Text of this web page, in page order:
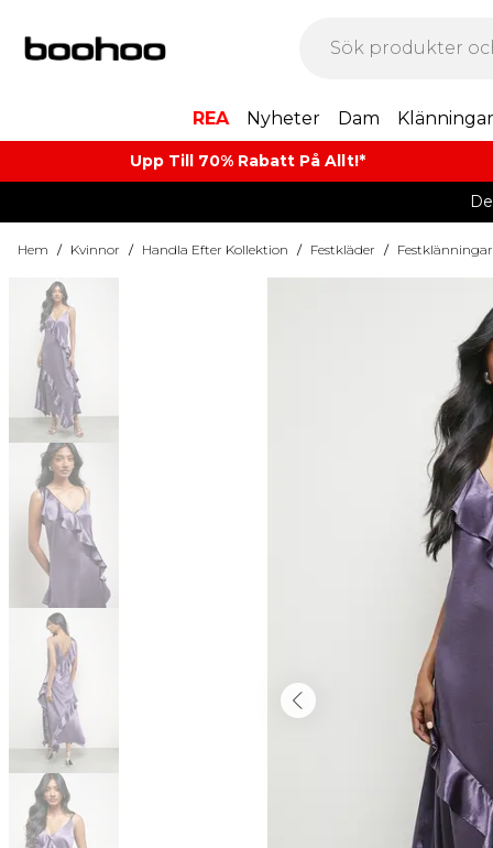
REA Nyheter Dam Klänningar
Upp Till 70% Rabatt På Allt!*
Hem / Kvinnor / Handla Efter Kollektion / Festkläder / Festklänningar